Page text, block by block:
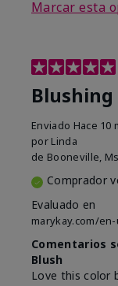
Marcar esta
Blushing
Enviado Hace 10
por Linda
de Booneville, Ms
Comprador
Evaluado en
marykay.com/
Comentarios
Blush
Love this color